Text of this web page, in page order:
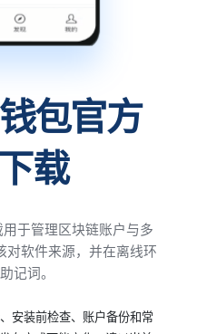
包官方
载
于管理区块链账户与多
对软件来源，并在离线环
记词。
安装前检查、账户备份和常